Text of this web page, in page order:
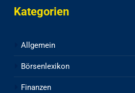
Kategorien
Allgemein
Börsenlexikon
Finanzen